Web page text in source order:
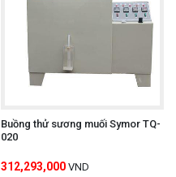
Buồng thử sương muối Symor TQ-
020
312,293,000 VND